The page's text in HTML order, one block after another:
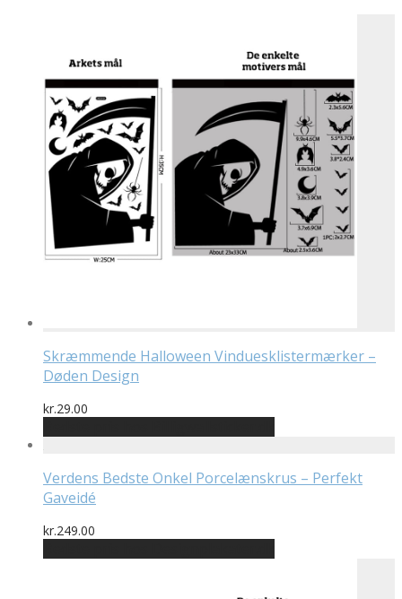
Skræmmende Halloween Vinduesklistermærker –
Døden Design
kr.29.00
Verdens Bedste Onkel Porcelænskrus – Perfekt
Gaveidé
kr.249.00